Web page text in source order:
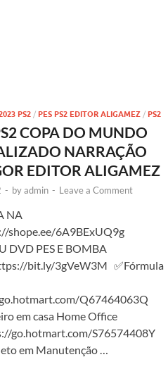
PS2 / PES PS2 EDITOR ALIGAMEZ / PS2
COPA DO MUNDO
NARRAÇÃO
EDITOR ALIGAMEZ
- byadmin - Leave a Comment
NA
shope.ee/6A9BExUQ9g
DVD PES E BOMBA
bit.ly/3gVeW3M ✅Fórmula
Q67464063Q
em casa Home Office
go.hotmart.com/S76574408Y
em Manutenção …